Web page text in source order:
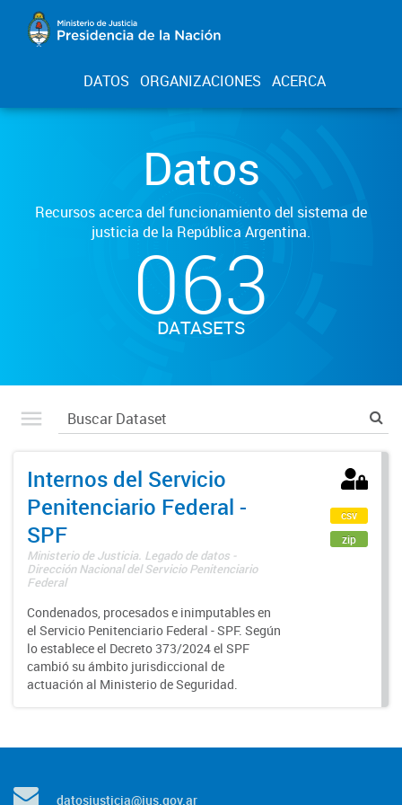
DATOS ORGANIZACIONES ACERCA
Datos
Recursos acerca del funcionamiento del sistema de
justicia de la República Argentina.
063
DATASETS
Internos del Servicio
Penitenciario Federal -
SPF
Ministerio de Justicia. Legado de datos -
Dirección Nacional del Servicio Penitenciario
Federal
Condenados, procesados e inimputables en
el Servicio Penitenciario Federal - SPF. Según
lo establece el Decreto 373/2024 el SPF
cambió su ámbito jurisdiccional de
actuación al Ministerio de Seguridad.
csv
zip
datosjusticia@jus.gov.ar